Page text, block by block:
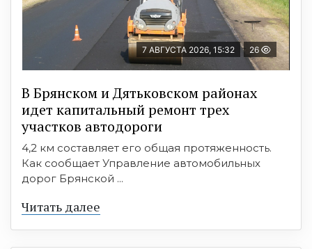
7 АВГУСТА 2026, 15:32 26
В Брянском и Дятьковском районах
идет капитальный ремонт трех
участков автодороги
4,2 км составляет его общая протяженность.
Как сообщает Управление автомобильных
дорог Брянской ...
Читать далее